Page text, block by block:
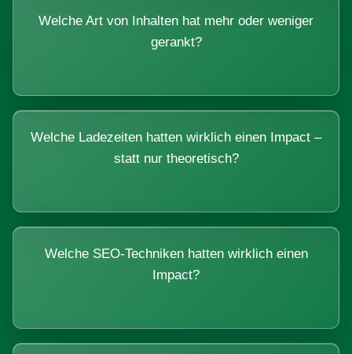
Welche Art von Inhalten hat mehr oder weniger
gerankt?
Welche Ladezeiten hatten wirklich einen Impact –
statt nur theoretisch?
Welche SEO-Techniken hatten wirklich einen
Impact?